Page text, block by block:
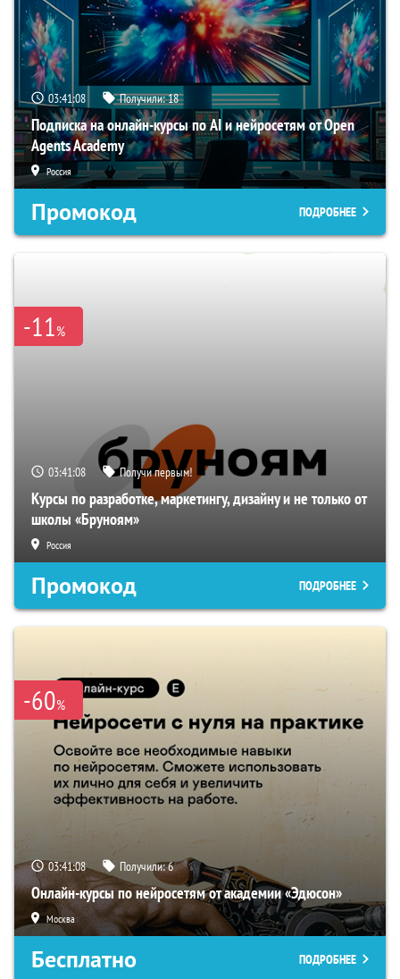
03:41:07 Получили:18
Подписка на онлайн-курсы по AI и нейросетям от Open
Agents Academy
Россия
Промокод ПОДРОБНЕЕ
-11%
03:41:07 Получи первым!
Курсы по разработке, маркетингу, дизайну и не только от
школы «Бруноям»
Россия
Промокод ПОДРОБНЕЕ
-60%
03:41:07 Получили:6
Онлайн-курсы по нейросетям от академии «Эдюсон»
Москва
Бесплатно ПОДРОБНЕЕ